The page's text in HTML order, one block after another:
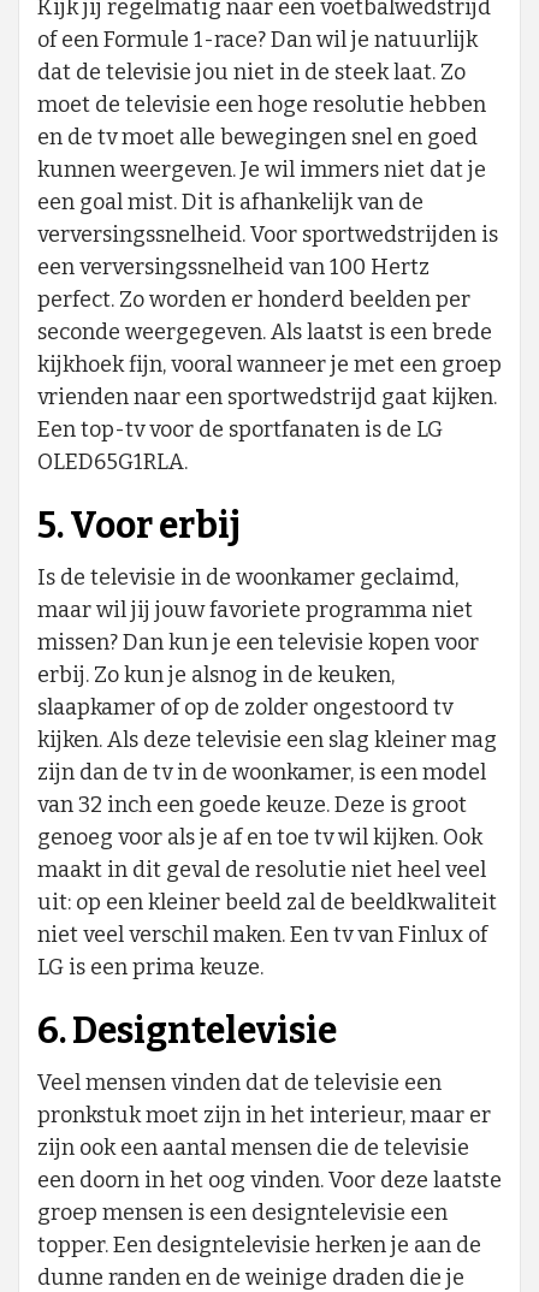
Kijk jij regelmatig naar een voetbalwedstrijd
of een Formule 1-race? Dan wil je natuurlijk
dat de televisie jou niet in de steek laat. Zo
moet de televisie een hoge resolutie hebben
en de tv moet alle bewegingen snel en goed
kunnen weergeven. Je wil immers niet dat je
een goal mist. Dit is afhankelijk van de
verversingssnelheid. Voor sportwedstrijden is
een verversingssnelheid van 100 Hertz
perfect. Zo worden er honderd beelden per
seconde weergegeven. Als laatst is een brede
kijkhoek fijn, vooral wanneer je met een groep
vrienden naar een sportwedstrijd gaat kijken.
Een top-tv voor de sportfanaten is de LG
OLED65G1RLA.
5. Voor erbij
Is de televisie in de woonkamer geclaimd,
maar wil jij jouw favoriete programma niet
missen? Dan kun je een televisie kopen voor
erbij. Zo kun je alsnog in de keuken,
slaapkamer of op de zolder ongestoord tv
kijken. Als deze televisie een slag kleiner mag
zijn dan de tv in de woonkamer, is een model
van 32 inch een goede keuze. Deze is groot
genoeg voor als je af en toe tv wil kijken. Ook
maakt in dit geval de resolutie niet heel veel
uit: op een kleiner beeld zal de beeldkwaliteit
niet veel verschil maken. Een tv van Finlux of
LG is een prima keuze.
6. Designtelevisie
Veel mensen vinden dat de televisie een
pronkstuk moet zijn in het interieur, maar er
zijn ook een aantal mensen die de televisie
een doorn in het oog vinden. Voor deze laatste
groep mensen is een designtelevisie een
topper. Een designtelevisie herken je aan de
dunne randen en de weinige draden die je